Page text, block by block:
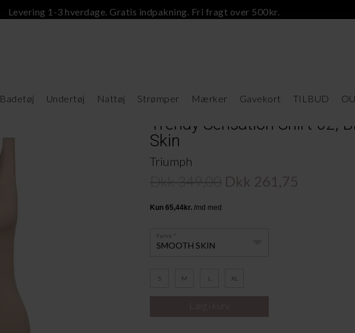
Levering 1-3 hverdage. Gratis indpakning. Fri fragt over 500kr.
Badetøj Undertøj Nattøj Strømper Mærker Gavekort TILBUD
Trendy Sensation Shirt 02,
Skin
Triumph
Dkk 261,75
SMOOTH SKIN
Farve
S M L XL